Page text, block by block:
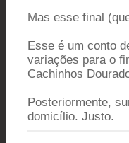
Mas esse final
Esse é um conto
variações para o
Cachinhos
Posteriormente,
domicílio. Justo.